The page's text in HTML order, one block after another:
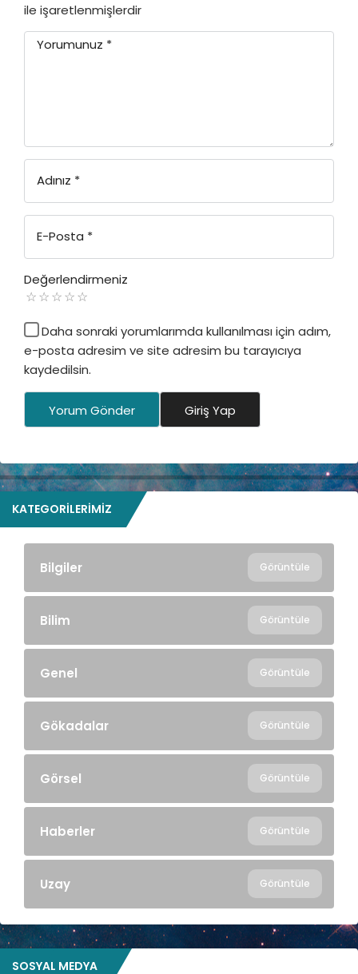
ile işaretlenmişlerdir
Yorumunuz *
Adınız *
E-Posta *
Değerlendirmeniz
Daha sonraki yorumlarımda kullanılması için adım,
e-posta adresim ve site adresim bu tarayıcıya
kaydedilsin.
Yorum Gönder Giriş Yap
KATEGORILERIMIZ
Bilgiler Görüntüle
Bilim Görüntüle
Genel Görüntüle
Gökadalar Görüntüle
Görsel Görüntüle
Haberler Görüntüle
Uzay Görüntüle
SOSYAL MEDYA